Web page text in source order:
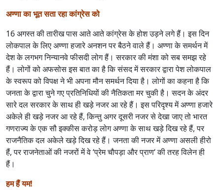
अण्णा का भूत सता रहा कांग्रेस को
16 अगस्त की तारीख पास आते आते कांग्रेस के होश उड़ने लगे हैं। इस दिन
लोकपाल के लिए अण्णा हजारे अनशन पर बैठने वाले हैं। अण्णा के समर्थन में
देश के लगभग निन्यानवे फीसदी लोग हैं। सरकार की मंशा को सब समझ रहे
हैं। लोगों को अफसोस इस बात का है कि संसद में सरकार द्वारा पेश लोकपाल
के स्वरूप को विपक्ष ने भी अपना मौन समर्थन दिया है। लोगों का कहना है कि
जनता के द्वारा चुने गए प्रतिनिधियों की नैतिकता मर चुकी है। सदन के अंदर
सारे दल सरकार के साथ ही खड़े नजर आ रहे हैं। इस परिदृश्य में अण्णा हजारे
अकेले ही खड़े नजर आ रहे हैं, किन्तु अगर दूसरी नजर से देखा जाए तो भारत
गणराज्य के एक सौ इक्कीस करोड़ लोग अण्णा के साथ खड़े दिख रहे हैं, पर
राजनैतिक दल अकेले खड़े दिख रहे हैं। जनता की नजर में अण्णा असली हीरो
हैं, पर राजनेताओं की नजरों में वे ‘प्रेम चौपड़ा और प्राण‘ की तरह विलेन ही
हैं।
हम हैं यम!